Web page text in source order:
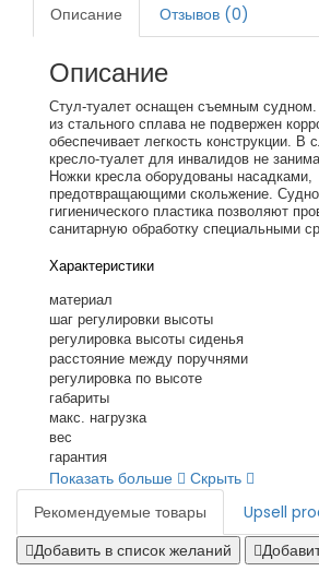
Описание Отзывов (0)
Описание
Стул-туалет оснащен съемным судном.
из стального сплава не подвержен
обеспечивает легкость конструкции. В
кресло-туалет для инвалидов не
Ножки кресла оборудованы насадками,
предотвращающими скольжение.
гигиенического пластика позволяют
санитарную обработку специальными
Характеристики
материал
шаг регулировки высоты
регулировка высоты сиденья
расстояние между поручнями
регулировка по высоте
габариты
макс. нагрузка
вес
гарантия
Показать больше
Скрыть
Рекомендуемые товары
Upsell
Добавить в список желаний